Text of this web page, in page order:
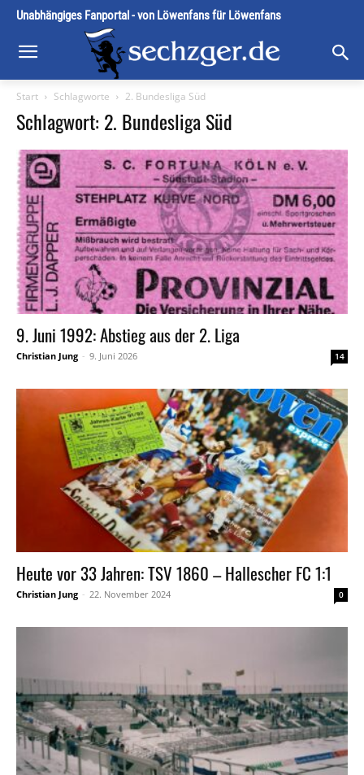
Unabhängiges Fanportal - von Löwenfans für Löwenfans
Start Schlagworte 2. Bundesliga Süd
Schlagwort: 2. Bundesliga Süd
9. Juni 1992: Abstieg aus der 2. Liga
Christian Jung - 9. Juni 2026 14
Heute vor 33 Jahren: TSV 1860 – Hallescher FC 1:1
Christian Jung - 22. November 2024 0